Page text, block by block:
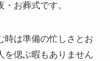
お葬式です。
時は準備の忙しさとお
を偲ぶ暇もありません